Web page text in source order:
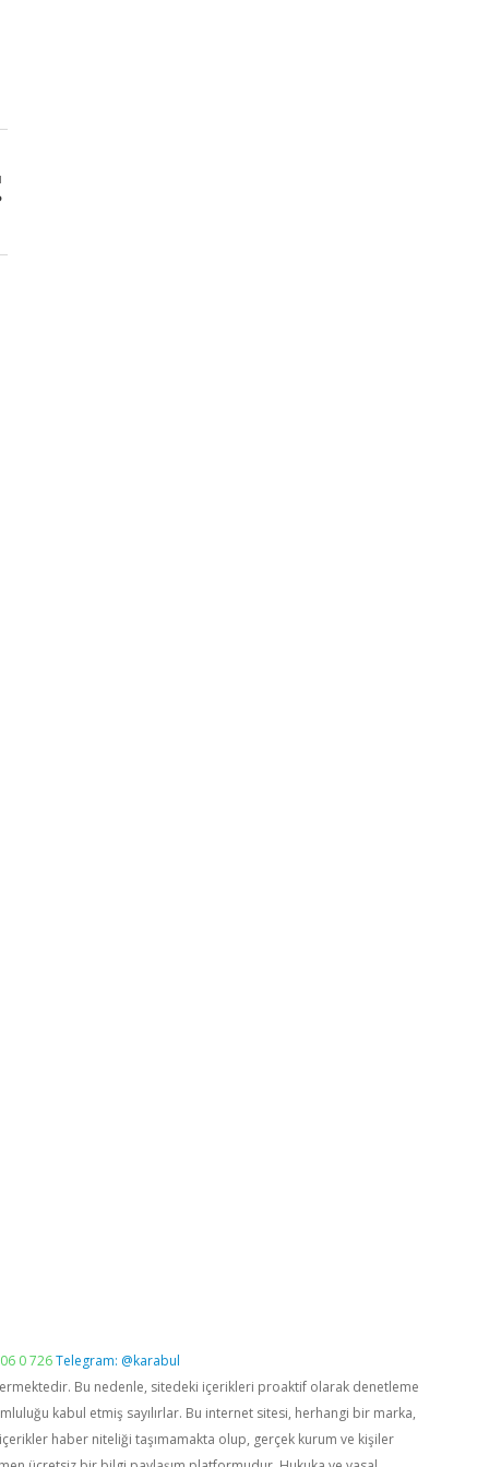
0 726Telegram: @karabul
Bu nedenle, sitedeki içerikleri proaktif olarak denetleme
kabul etmiş sayılırlar. Bu internet sitesi, herhangi bir marka,
haber niteliği taşımamakta olup, gerçek kurum ve kişiler